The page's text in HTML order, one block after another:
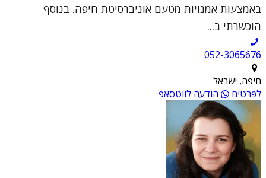
באמצעות אמנויות מטעם אוניברסיטת חיפה. בנוסף
הוכשרתי ב...
052-3065676
חיפה, ישראל
לפרטים
הודעה לווטסאפ